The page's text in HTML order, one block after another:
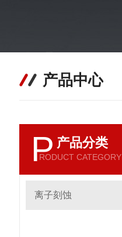
产品中心
P 产品分类
RODUCT CATEGORY
离子刻蚀